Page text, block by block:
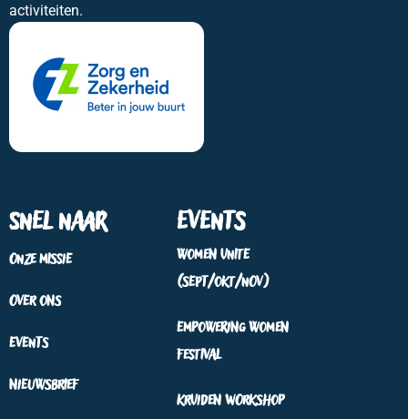
activiteiten.
Snel naar
Onze missie
Over ons
Events
Nieuwsbrief
Events
Women Unite
(sept/okt/nov)
Empowering Women
Festival
Kruiden workshop